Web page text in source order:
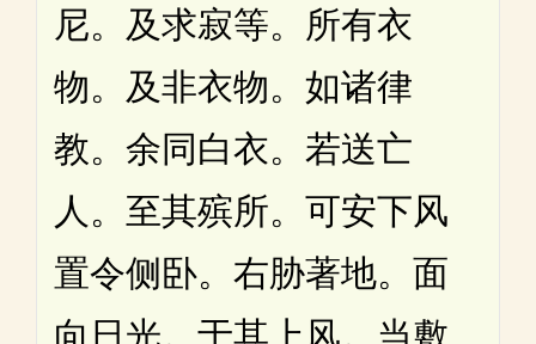
尼。及求寂等。所有衣
物。及非衣物。如诸律
教。余同白衣。若送亡
人。至其殡所。可安下风
置令侧卧。右胁著地。面
向日光。于其上风。当敷